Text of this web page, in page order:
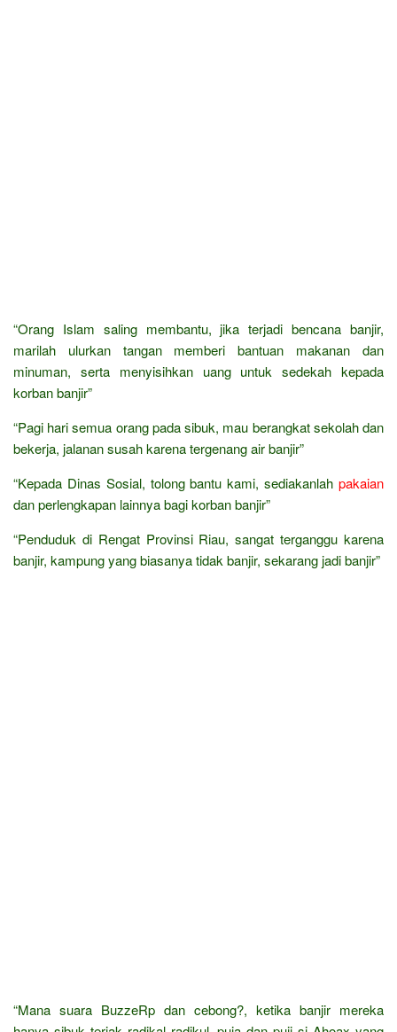
“Orang Islam saling membantu, jika terjadi bencana banjir,
marilah ulurkan tangan memberi bantuan makanan dan
minuman, serta menyisihkan uang untuk sedekah kepada
korban banjir”
“Pagi hari semua orang pada sibuk, mau berangkat sekolah dan
bekerja, jalanan susah karena tergenang air banjir”
“Kepada Dinas Sosial, tolong bantu kami, sediakanlah pakaian
dan perlengkapan lainnya bagi korban banjir”
“Penduduk di Rengat Provinsi Riau, sangat terganggu karena
banjir, kampung yang biasanya tidak banjir, sekarang jadi banjir”
“Mana suara BuzzeRp dan cebong?, ketika banjir mereka